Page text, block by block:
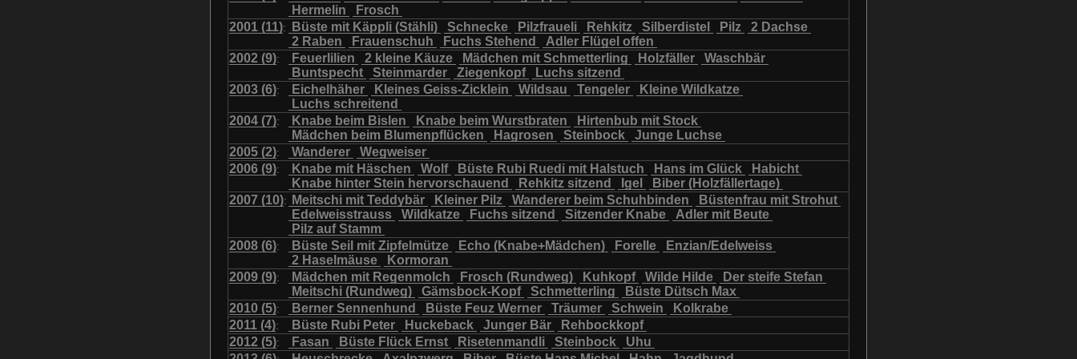
Uhu mit Jungen Waschbär
Hermelin
Frosch
2001 (11): Büste mit Käppli (Stähli) Schnecke Pilzfraueli Rehkitz Silberdistel Pilz
2 Dachse
2 Raben
Frauenschuh Fuchs Stehend
Adler Flügel offen
2002 (9): Feuerlilien 2 kleine Käuze Mädchen mit Schmetterling Holzfäller
Waschbär
Buntspecht
Steinmarder Ziegenkopf
Luchs sitzend
2003 (6): Eichelhäher Kleines Geiss-Zicklein Wildsau Tengeler
Kleine Wildkatze
Luchs schreitend
2004 (7): Knabe beim Bislen Knabe beim Wurstbraten
Hirtenbub mit Stock
Mädchen beim Blumenpflücken
Hagrosen Steinbock
Junge Luchse
2005 (2): Wanderer
Wegweiser
2006 (9): Knabe mit Häschen Wolf Büste Rubi Ruedi mit Halstuch Hans im Glück
Habicht
Knabe hinter Stein hervorschauend
Rehkitz sitzend Igel
Biber (Holzfällertage)
2007 (10): Meitschi mit Teddybär Kleiner Pilz Wanderer beim Schuhbinden
Büstenfrau mit Strohut
Edelweisstrauss
Wildkatze Fuchs sitzend Sitzender Knabe
Adler mit Beute
Pilz auf Stamm
2008 (6): Büste Seil mit Zipfelmütze Echo (Knabe+Mädchen) Forelle
Enzian/Edelweiss
2 Haselmäuse
Kormoran
2009 (9): Mädchen mit Regenmolch Frosch (Rundweg) Kuhkopf Wilde Hilde
Der steife Stefan
Meitschi (Rundweg)
Gämsbock-Kopf Schmetterling
Büste Dütsch Max
2010 (5): Berner Sennenhund Büste Feuz Werner Träumer Schwein
Kolkrabe
2011 (4): Büste Rubi Peter Huckeback Junger Bär
Rehbockkopf
2012 (5): Fasan Büste Flück Ernst Risetenmandli Steinbock
Uhu